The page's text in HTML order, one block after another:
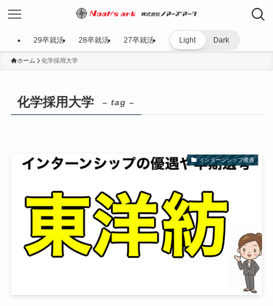
29卒就活 28卒就活 27卒就活 Light Dark
ホーム 化学採用大学
化学採用大学 – tag –
インターンシップ優遇